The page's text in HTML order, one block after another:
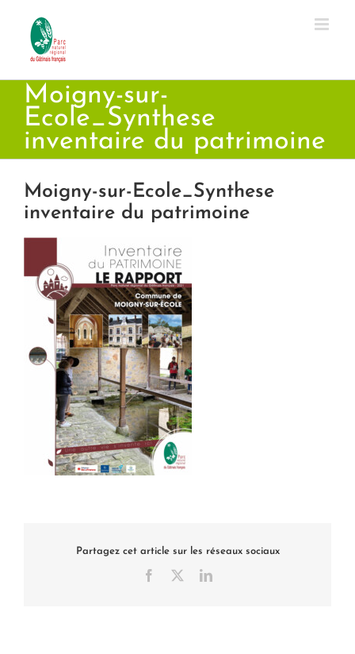
contenu
Moigny-sur-
Ecole_Synthese
inventaire du patrimoine
Moigny-sur-Ecole_Synthese
inventaire du patrimoine
Partagez cet article sur les réseaux sociaux
Facebook LinkedIn